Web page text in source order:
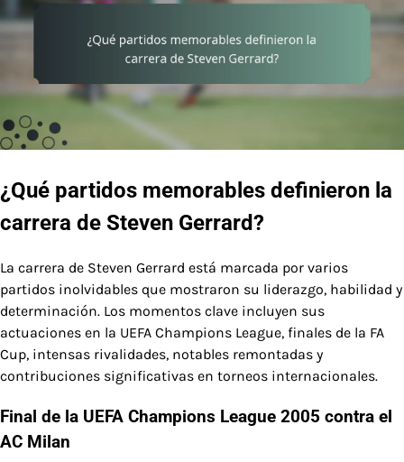
¿Qué partidos memorables definieron la
carrera de Steven Gerrard?
La carrera de Steven Gerrard está marcada por varios
partidos inolvidables que mostraron su liderazgo, habilidad y
determinación. Los momentos clave incluyen sus
actuaciones en la UEFA Champions League, finales de la FA
Cup, intensas rivalidades, notables remontadas y
contribuciones significativas en torneos internacionales.
Final de la UEFA Champions League 2005 contra el
AC Milan